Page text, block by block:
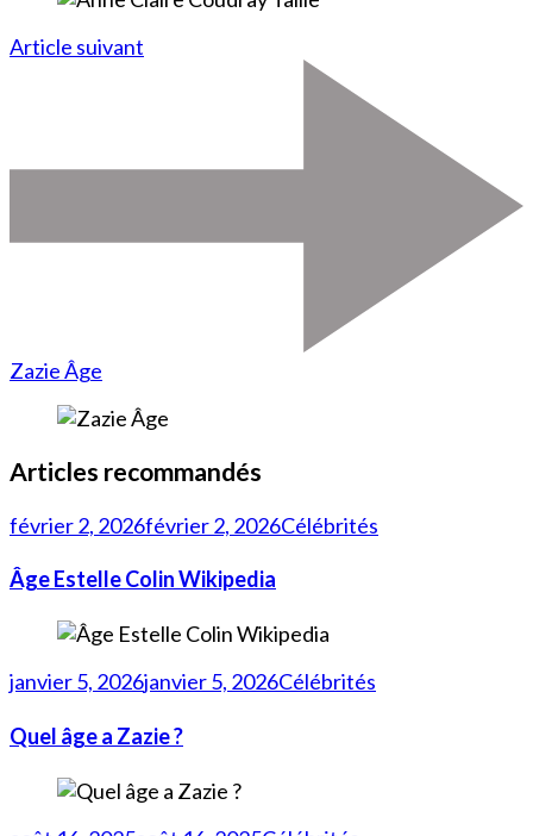
Article suivant
Zazie Âge
Articles recommandés
février 2, 2026février 2, 2026Célébrités
Âge Estelle Colin Wikipedia
janvier 5, 2026janvier 5, 2026Célébrités
Quel âge a Zazie ?